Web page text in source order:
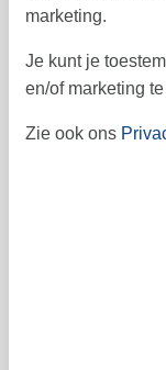
33
34 23
marketing.
Je kunt je
en/of marketing
Zie ook ons